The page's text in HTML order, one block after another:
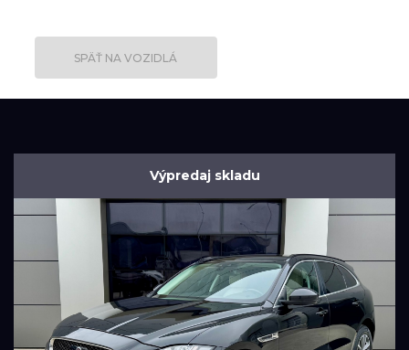
SPÄŤ NA VOZIDLÁ
Výpredaj skladu